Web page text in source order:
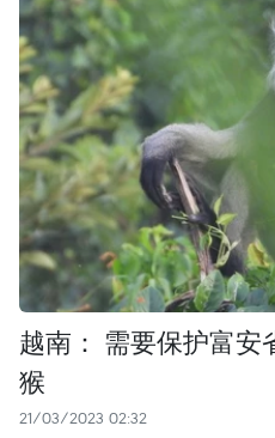
越南： 需要保护富安
猴
21/03/2023 02:32